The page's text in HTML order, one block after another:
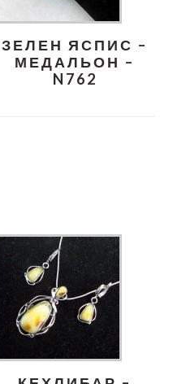
ЗЕЛЕН ЯСПИС –
МЕДАЛЬОН –
N762